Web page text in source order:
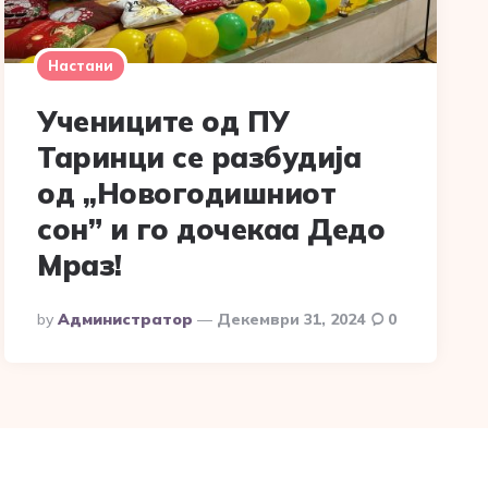
Настани
Учениците од ПУ
Таринци се разбудија
од ,,Новогодишниот
сон” и го дочекаа Дедо
Мраз!
Posted
By
By Администратор Декември 31, 2024 0